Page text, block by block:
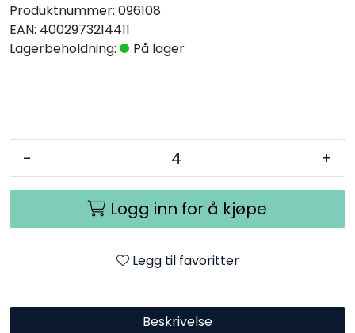
Produktnummer: 096108
EAN: 4002973214411
Lagerbeholdning:
På lager
- +
Logg inn for å kjøpe
Legg til favoritter
Beskrivelse